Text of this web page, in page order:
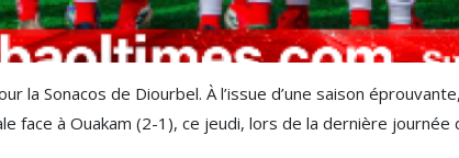
la Sonacos de Diourbel. À l’issue d’une saison
face à Ouakam (2-1), ce jeudi, lors de la dernière journée